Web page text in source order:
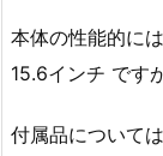
本体の性能的に
15.6インチ ですが
付属品について